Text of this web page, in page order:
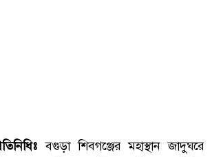
বগুড়া শিবগঞ্জের মহাস্থান জাদুঘরে